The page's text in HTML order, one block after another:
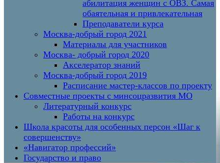
абилитация женщин с ОВЗ. Самая
обаятельная и привлекательная
Преподаватели курса
Москва-добрый город 2021
Материалы для участников
Москва- добрый город 2020
Акселератор знаний
Москва-добрый город 2019
Расписание мастер-классов по проекту
Совместные проекты с минсоцразвития МО
Литературный конкурс
Работы на конкурс
Школа красоты для особенных персон «Шаг к
совершенству»
«Навигатор профессий»
Государство и право